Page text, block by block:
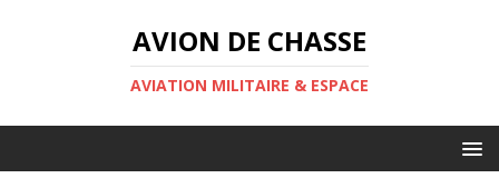
AVION DE CHASSE
AVIATION MILITAIRE & ESPACE